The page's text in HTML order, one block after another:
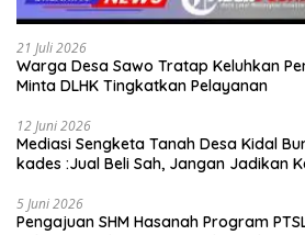
21 Juli 2026
Warga Desa Sawo Tratap Keluhkan
Minta DLHK Tingkatkan Pelayanan
12 Juni 2026
Mediasi Sengketa Tanah Desa Kidal
kades :Jual Beli Sah, Jangan Jadikan
5 Juni 2026
Pengajuan SHM Hasanah Program